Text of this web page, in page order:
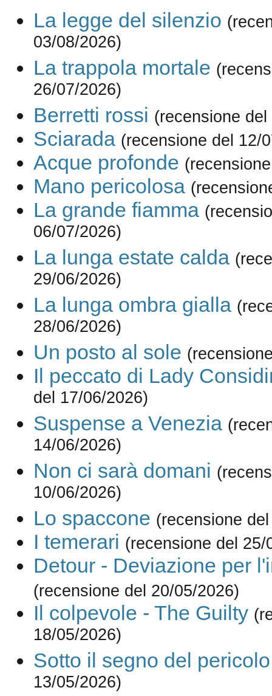
La legge del silenzio
03/08/2026)
La trappola mortale
26/07/2026)
Berretti rossi (recensione
Sciarada (recensione del 12/
Acque profonde
Mano pericolosa
La grande fiamma
06/07/2026)
La lunga estate calda
29/06/2026)
La lunga ombra gialla
28/06/2026)
Un posto al sole
Il peccato di Lady
del 17/06/2026)
Suspense a Venezia
14/06/2026)
Non ci sarà domani
10/06/2026)
Lo spaccone (recensione
I temerari (recensione del 25/
Detour - Deviazione per
(recensione del 20/05/2026)
Il colpevole - The Guilty
18/05/2026)
Sotto il segno del pericolo
13/05/2026)